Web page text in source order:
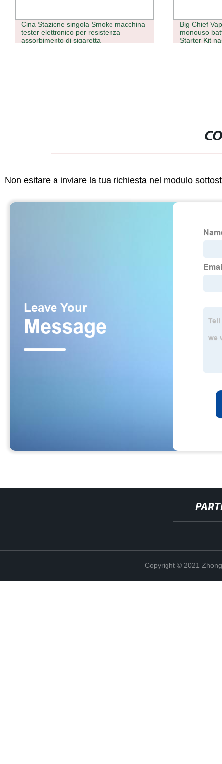
Cina Stazione singola Smoke macchina
tester elettronico per resistenza
assorbimento di sigaretta
Big Chief
monouso
Starter Kit
Non esitare a inviare la tua richiesta nel modulo
Copyright © 2021